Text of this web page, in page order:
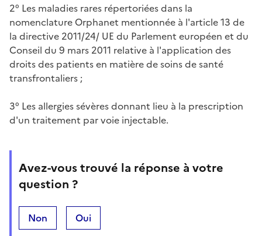
2° Les maladies rares répertoriées dans la
nomenclature Orphanet mentionnée à l'article 13 de
la directive 2011/24/ UE du Parlement européen et du
Conseil du 9 mars 2011 relative à l'application des
droits des patients en matière de soins de santé
transfrontaliers ;
3° Les allergies sévères donnant lieu à la prescription
d'un traitement par voie injectable.
Avez-vous trouvé la réponse à votre
question ?
Non Oui